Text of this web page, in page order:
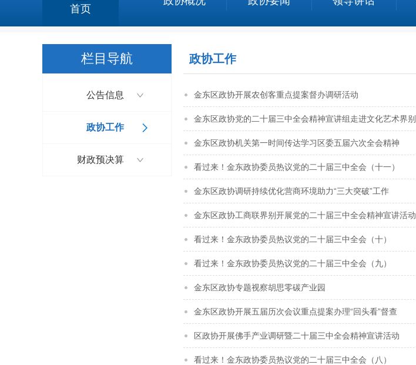
首页
栏目导航
公告信息
政协工作
财政预决算
政协工作
金东区政协开展农创客重点提案督办调研活动
金东区政协党的二十届三中全会精神宣讲组走进文化艺术界别
金东区政协机关第一时间传达学习区委五届六次全会精神
看过来！金东政协委员热议党的二十届三中全会（十一）
金东区政协调研持续优化营商环境助力“三大突破”工作
金东区政协工商联界别开展党的二十届三中全会精神宣讲活动
看过来！金东政协委员热议党的二十届三中全会（十）
看过来！金东政协委员热议党的二十届三中全会（九）
金东区政协专题视察胡思零碳产业园
金东区政协开展五届历次会议重点提案办理“回头看”督查
区政协开展佛手产业调研暨二十届三中全会精神宣讲活动
看过来！金东政协委员热议党的二十届三中全会（八）